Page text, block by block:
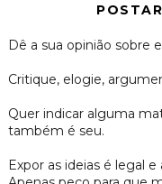
Dê a sua opinião sobre
Critique, elogie,
Quer indicar alguma
também é seu.
Expor as ideias é legal